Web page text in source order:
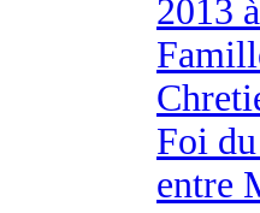
2013
Foi
entre